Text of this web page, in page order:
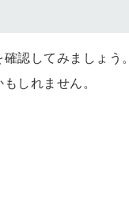
認してみましょう
しれません。